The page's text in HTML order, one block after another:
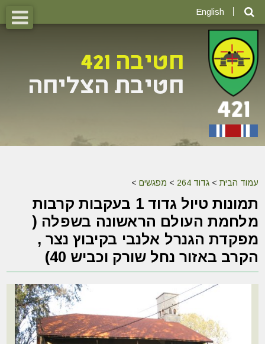
English
עמוד הבית >גדוד 264 > מפגשים >
תמונות טיול גדוד 1 בעקבות קרבות
מלחמת העולם הראשונה בשפלה ‎(
מפקדת הגנרל אלנבי בקיבוץ נצר ,
הקרב באזור נחל שורק וכביש 40)‎